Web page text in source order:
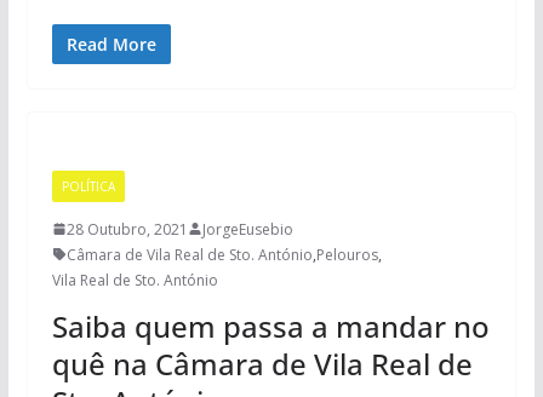
Read More
POLÍTICA
28 Outubro, 2021
JorgeEusebio
Câmara de Vila Real de Sto. António,Pelouros,
Vila Real de Sto. António
Saiba quem passa a mandar no
quê na Câmara de Vila Real de